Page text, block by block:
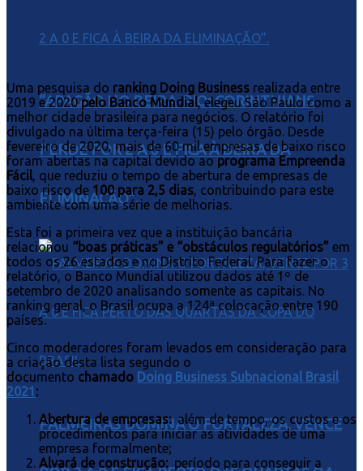
“APAGÃO NO BEIRA-RIO: CORINTHIANS
PERDE POR 2 A 0 E FICA À BEIRA DA
ELIMINAÇÃO”.
PALMEIRAS DOMINA O FORTALEZA, VENCE
Uma pesquisa do ranking Doing Business realizada entre
2019 e 2020pelo Banco Mundial, elegeu São Paulo como a
melhor cidade brasileira para negócios. O relatório foi
divulgado na última terça-feira (15) pelo órgão. Desde
fevereiro de 2020, mais de 60 mil empresas de baixo risco
foram abertas na capital devido aoprograma Empreenda
Fácil, que reduziu o tempo de abertura de empresas de
baixo risco de 100 para 2,5 dias, contribuindo para este
ambiente com uma série de melhorias.
Esta foi a primeira vez que a instituição bancária
relacionou “boas práticas” e “obstáculos regulatórios” em
todos os 26 estados e no Distrito Federal. Para fazer o
relatório, o Banco Mundial utilizou dados até 1º de
setembro de 2020 analisando somente as capitais. No
ranking geral, o Brasil ocupa a 124ª colocação entre 190
países.
Cinco moderadores foram levados em consideração para
a criação desta lista segundo o
documento chamado Doing Business Subnacional Brasil
2021 :
Abertura de empresas:além de tempo, os custos e os
procedimentos para iniciar as atividades de uma
empresa formalmente;
Alvará de construção: período para conseguir a